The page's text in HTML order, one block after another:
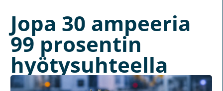
Jopa 30 ampeeria
99 prosentin
hyötysuhteella